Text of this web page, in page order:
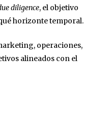
diligence, el objetivo
horizonte temporal.
operaciones,
alineados con el